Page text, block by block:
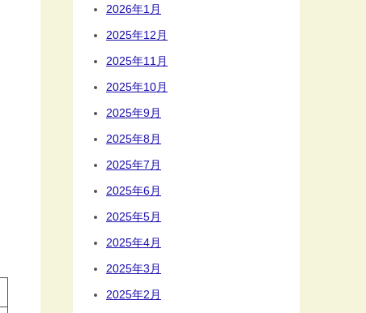
2026年1月
2025年12月
2025年11月
2025年10月
2025年9月
2025年8月
2025年7月
2025年6月
2025年5月
2025年4月
2025年3月
2025年2月